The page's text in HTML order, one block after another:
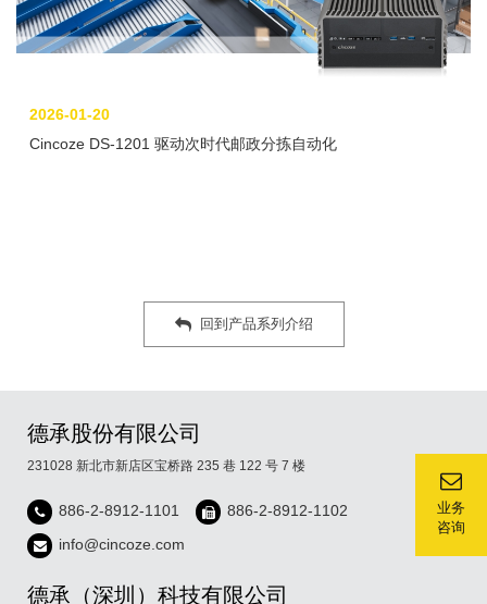
业务
咨询
2026-01-20
Cincoze DS-1201 驱动次时代邮政分拣自动化
回到产品系列介绍
德承股份有限公司
231028 新北市新店区宝桥路 235 巷 122 号 7 楼
886-2-8912-1101
886-2-8912-1102
info@cincoze.com
德承（深圳）科技有限公司